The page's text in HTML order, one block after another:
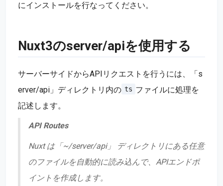
にインストールを行なってください。
Nuxt3のserver/apiを使用する
サーバーサイドからAPIリクエストを行うには、「s
erver/api」ディレクトリ内の ts ファイルに処理を
記述します。
API Routes
Nuxt は「~/server/api」 ディレクトリにある任意
のファイルを自動的に読み込んで、APIエンドポ
イントを作成します。